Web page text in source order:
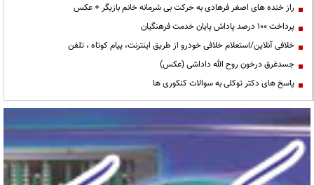
راز خنده های اصغر فرهادی به حرکت بی شرمانه خانم بازیگر + عکس
پرداخت ۱۰۰ درصد پاداش پایان خدمت فرهنگیان
خلافی آنلاین/استعلام خلافی خودرو از طریق اینترنت، پیام کوتاه ، تلفن
جسدغرق درخون روح الله داداشی (عکس)
پاسخ های دکتر توکلی به سوالات کنکوری ها